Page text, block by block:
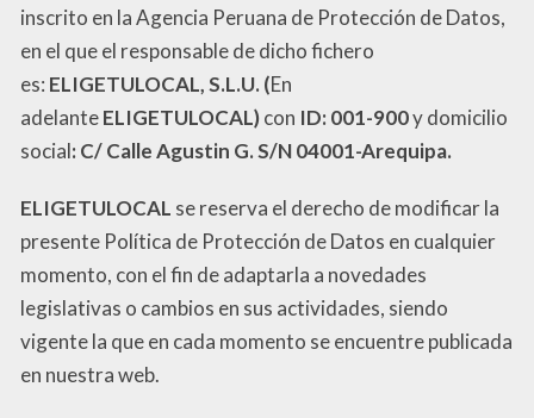
inscrito en la Agencia Peruana de Protección de Datos,
en el que el responsable de dicho fichero
es: ELIGETULOCAL, S.L.U. (En
adelanteELIGETULOCAL)con ID: 001-900y domicilio
social: C/ Calle Agustin G.S/N 04001-Arequipa.
ELIGETULOCAL se reserva el derecho de modificar la
presente Política de Protección de Datos en cualquier
momento, con el fin de adaptarla a novedades
legislativas o cambios en sus actividades, siendo
vigente la que en cada momento se encuentre publicada
en nuestra web.